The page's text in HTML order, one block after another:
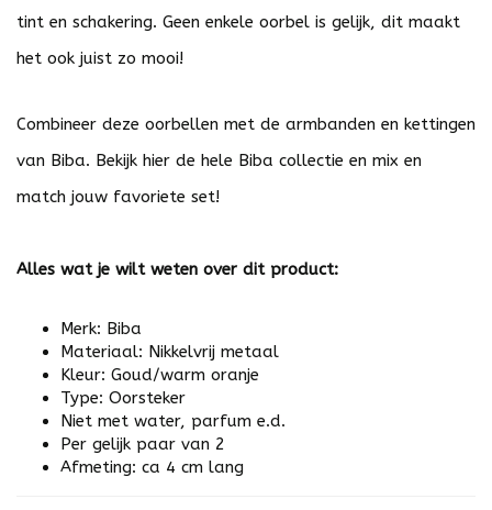
tint en schakering. Geen enkele oorbel is gelijk, dit maakt
het ook juist zo mooi!
Combineer deze oorbellen met de armbanden en kettingen
van Biba. Bekijk hier de hele Biba collectie en mix en
match jouw favoriete set!
Alles wat je wilt weten over dit product:
Merk: Biba
Materiaal: Nikkelvrij metaal
Kleur: Goud/warm oranje
Type: Oorsteker
Niet met water, parfum e.d.
Per gelijk paar van 2
Afmeting: ca 4 cm lang